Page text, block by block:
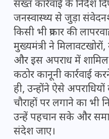
सख्त कार्रवाई के निर्देश
जनस्वास्थ्य से जुड़ा
किसी भी प्रकार की
मुख्यमंत्री ने
और इस अपराध में
कठोर कानूनी कार्रवाई
ही, उन्होंने ऐसे
चौराहों पर लगाने का भी
उन्हें पहचान सके और
संदेश जाए।